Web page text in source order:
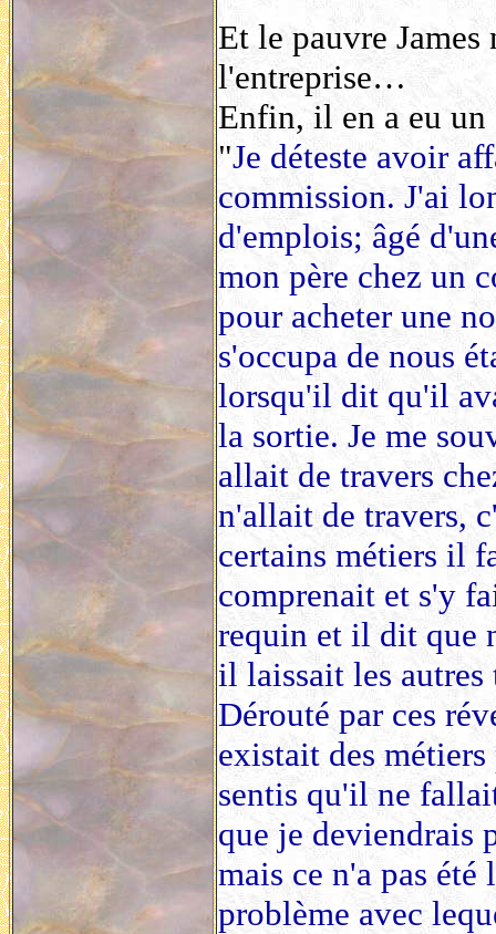
Et le pauvre James
l'entreprise…
Enfin, il en a eu un
"Je déteste avoir
commission. J'ai
d'emplois; âgé
mon père chez un
pour acheter une
s'occupa de nous
lorsqu'il dit qu'il
la sortie. Je me
allait de travers
n'allait de travers,
certains métiers il
comprenait et s'y
requin et il dit que
il laissait les autres
Dérouté par ces
existait des
sentis qu'il ne
que je deviendrais
mais ce n'a pas
problème avec